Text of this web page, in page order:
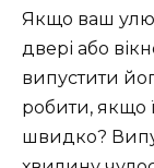
Якщо ваш
двері або
випустити
робити, якщо
швидко?